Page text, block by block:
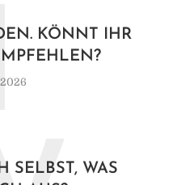
KÖNNT IHR
SELBST, WAS